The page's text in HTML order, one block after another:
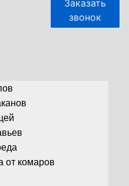
Заказать
звонок
от комаров